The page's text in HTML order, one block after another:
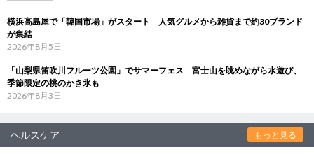
横浜高島屋で「韓国市場」がスタート 人気グルメから雑貨まで約30ブランド
が集結
2026年8月5日
「山梨県笛吹川フルーツ公園」でサマーフェス 富士山を眺めながら水遊び、
季節限定の桃のかき氷も
2026年8月3日
ヘルスケア もっと見る